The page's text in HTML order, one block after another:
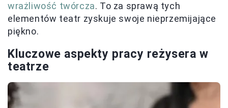
wrażliwość twórcza. To za sprawą tych
elementów teatr zyskuje swoje nieprzemijające
piękno.
Kluczowe aspekty pracy reżysera w
teatrze